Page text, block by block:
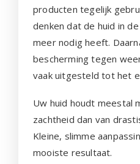
producten tegelijk
denken dat de huid in
meer nodig heeft.
bescherming tegen
vaak uitgesteld tot het
Uw huid houdt meestal
zachtheid dan van
Kleine, slimme
mooiste resultaat.